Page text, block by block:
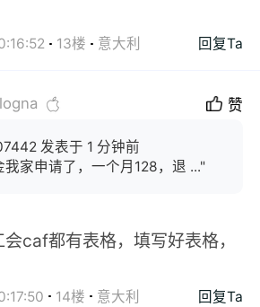
13楼 意大利 回复Ta
赞
发表于 1 分钟前
我家申请了，一个月128，退 ..."
caf都有表格，填写好表格，
14楼 意大利 回复Ta